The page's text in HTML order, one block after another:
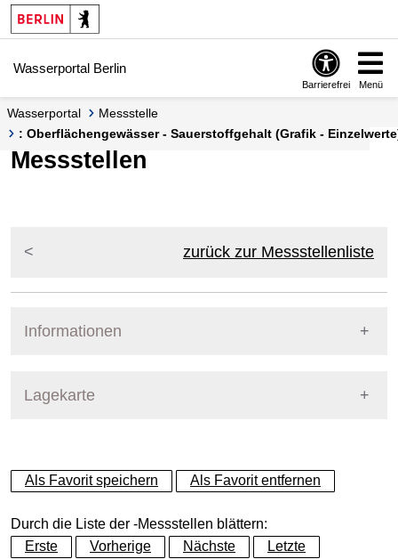
Springe zur Navigation
Springe zum Inhalt
Wasserportal Berlin
Barrierefrei Menü
Wasserportal
Messstelle
: Oberflächengewässer - Sauerstoffgehalt (Grafik -
Messstellen
zurück zur Messstellenliste
Informationen
Lagekarte
+
−
Als Favorit speichern Als Favorit entfernen
Durch die Liste der -Messstellen blättern:
Erste
Vorherige Nächste Letzte